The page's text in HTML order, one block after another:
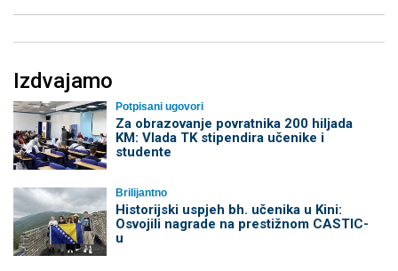
Izdvajamo
Potpisani ugovori
Za obrazovanje povratnika 200 hiljada
KM: Vlada TK stipendira učenike i
studente
Brilijantno
Historijski uspjeh bh. učenika u Kini:
Osvojili nagrade na prestižnom CASTIC-
u